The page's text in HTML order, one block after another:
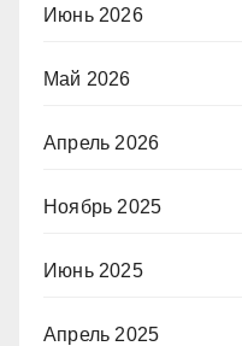
Июнь 2026
Май 2026
Апрель 2026
Ноябрь 2025
Июнь 2025
Апрель 2025